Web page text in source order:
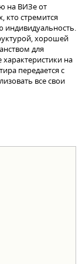
на ВИЗе от
кто стремится
хорошей
для
на
передается с
все свои
- потолок
штукатурка на
отделке -
В